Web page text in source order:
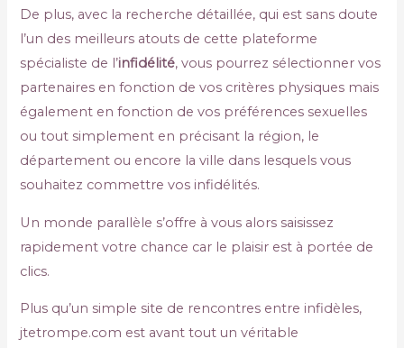
De plus, avec la recherche détaillée, qui est sans doute
l’un des meilleurs atouts de cette plateforme
spécialiste de l’infidélité, vous pourrez sélectionner vos
partenaires en fonction de vos critères physiques mais
également en fonction de vos préférences sexuelles
ou tout simplement en précisant la région, le
département ou encore la ville dans lesquels vous
souhaitez commettre vos infidélités.
Un monde parallèle s’offre à vous alors saisissez
rapidement votre chance car le plaisir est à portée de
clics.
Plus qu’un simple site de rencontres entre infidèles,
jtetrompe.com est avant tout un véritable